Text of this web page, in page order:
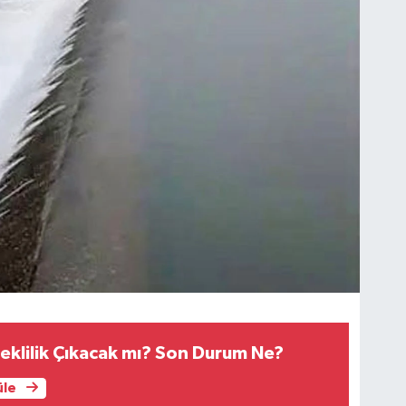
Çıkacak mı? Son Durum Ne?